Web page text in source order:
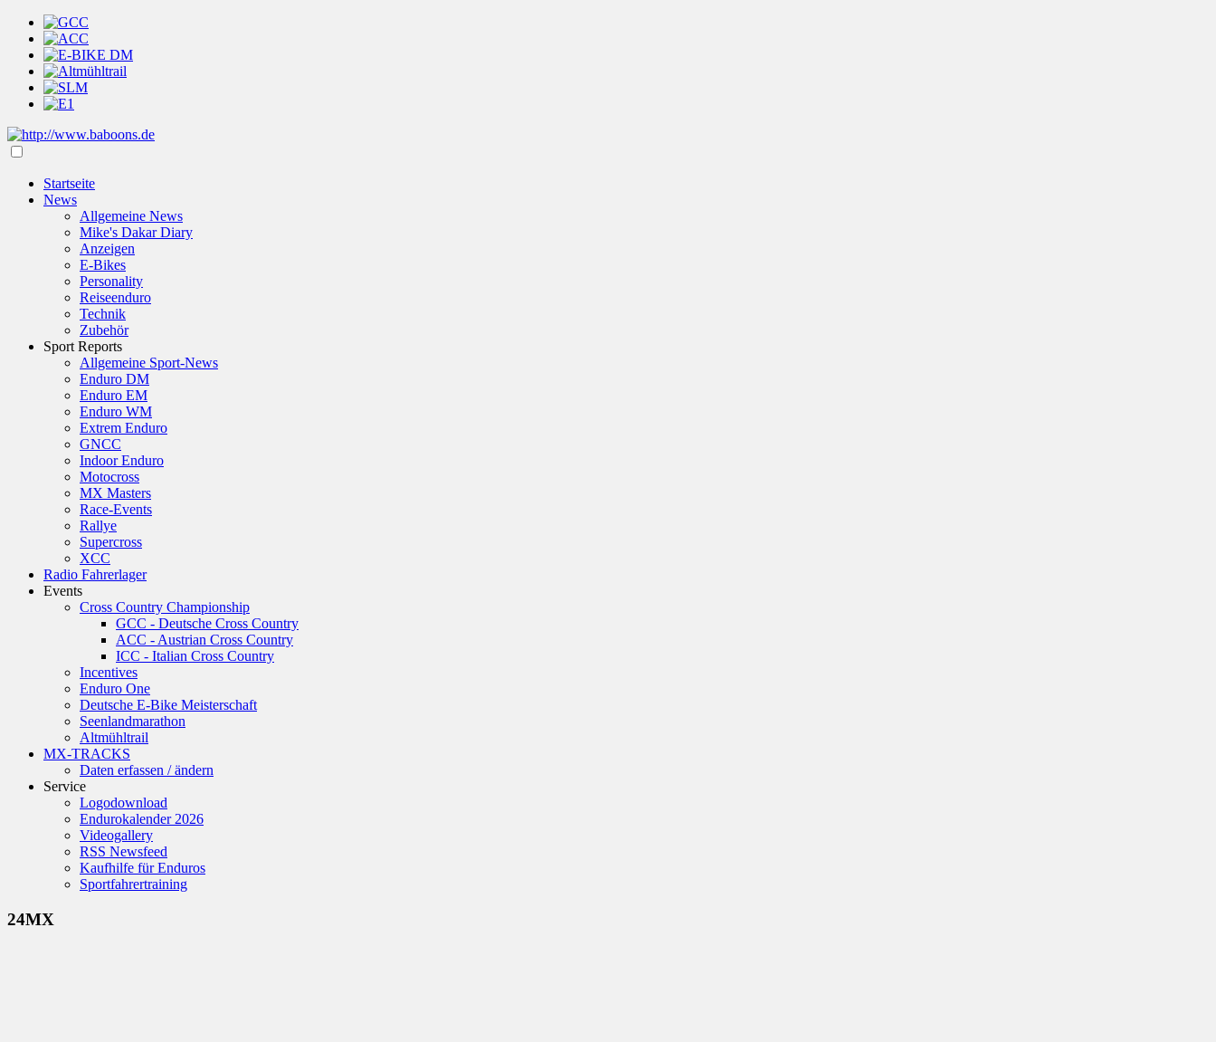
Startseite
News
Allgemeine News
Mike's Dakar Diary
Anzeigen
E-Bikes
Personality
Reiseenduro
Technik
Zubehör
Sport Reports
Allgemeine Sport-News
Enduro DM
Enduro EM
Enduro WM
Extrem Enduro
GNCC
Indoor Enduro
Motocross
MX Masters
Race-Events
Rallye
Supercross
XCC
Radio Fahrerlager
Events
Cross Country Championship
GCC - Deutsche Cross Country
ACC - Austrian Cross Country
ICC - Italian Cross Country
Incentives
Enduro One
Deutsche E-Bike Meisterschaft
Seenlandmarathon
Altmühltrail
MX-TRACKS
Daten erfassen / ändern
Service
Logodownload
Endurokalender 2026
Videogallery
RSS Newsfeed
Kaufhilfe für Enduros
Sportfahrertraining
24MX